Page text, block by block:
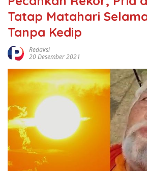
Tatap Matahari
Tanpa Kedip
Redaksi
20 Desember 2021